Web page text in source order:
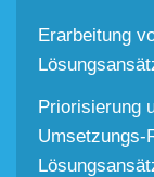
Erarbeitung
Priorisierung
Umsetzungs-